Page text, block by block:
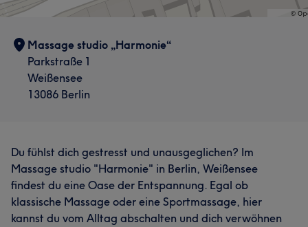
Massage studio „Harmonie“
Parkstraße 1
Weißensee
13086 Berlin
Du fühlst dich gestresst und unausgeglichen? Im
Massage studio "Harmonie" in Berlin, Weißensee
findest du eine Oase der Entspannung. Egal ob
klassische Massage oder eine Sportmassage, hier
kannst du vom Alltag abschalten und dich verwöhnen